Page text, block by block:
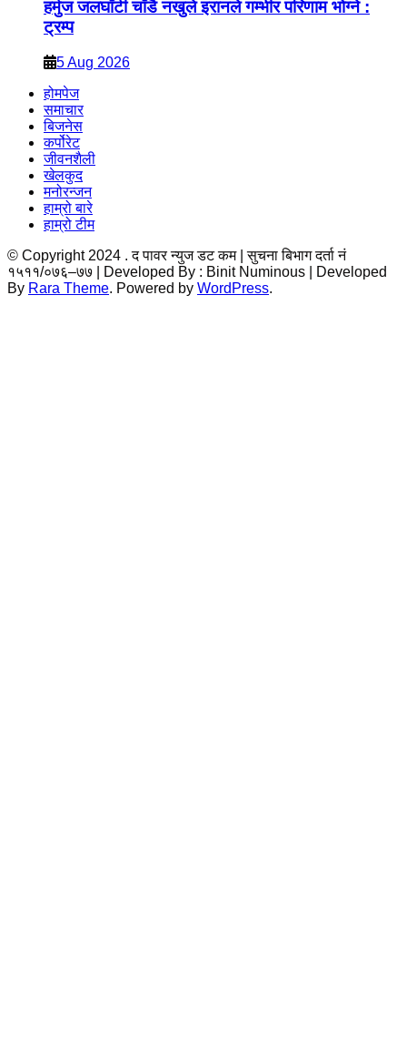
हर्मुज जलघाँटी चाँडै नखुले इरानले गम्भीर परिणाम भोग्ने :
ट्रम्प
5 Aug 2026
होमपेज
समाचार
बिजनेस
कर्पोरेट
जीवनशैली
खेलकुद
मनोरन्जन
हाम्रो बारे
हाम्रो टीम
© Copyright 2024 . द पावर न्युज डट कम | सुचना बिभाग दर्ता नं
१५११/०७६–७७ | Developed By : Binit Numinous | Developed
By Rara Theme. Powered by WordPress.